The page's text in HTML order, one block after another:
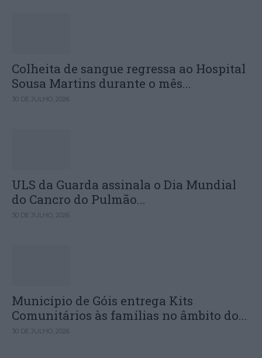
Colheita de sangue regressa ao Hospital
Sousa Martins durante o mês...
30 DE JULHO, 2026
ULS da Guarda assinala o Dia Mundial
do Cancro do Pulmão...
30 DE JULHO, 2026
Município de Góis entrega Kits
Comunitários às famílias no âmbito do...
30 DE JULHO, 2026